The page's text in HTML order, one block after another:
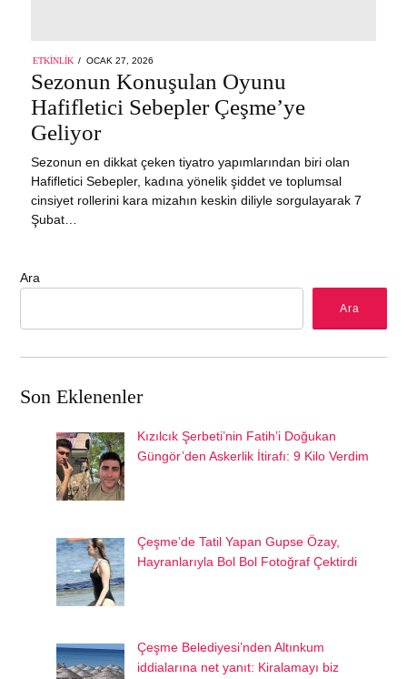
ETKINLIK
POSTED
OCAK 27, 2026
Sezonun Konuşulan Oyunu
Hafifletici Sebepler Çeşme’ye
Geliyor
Sezonun en dikkat çeken tiyatro yapımlarından biri olan
Hafifletici Sebepler, kadına yönelik şiddet ve toplumsal
cinsiyet rollerini kara mizahın keskin diliyle sorgulayarak 7
Şubat…
Ara
Ara
Son Eklenenler
Kızılcık Şerbeti’nin Fatih’i Doğukan
Güngör’den Askerlik İtirafı: 9 Kilo Verdim
Çeşme’de Tatil Yapan Gupse Özay,
Hayranlarıyla Bol Bol Fotoğraf Çektirdi
Çeşme Belediyesi’nden Altınkum
iddialarına net yanıt: Kiralamayı biz